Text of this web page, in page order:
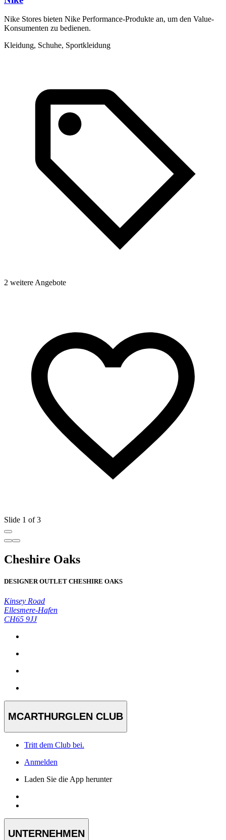
Nike Stores bieten Nike Performance-Produkte an, um den Value-
Konsumenten zu bedienen.
Kleidung, Schuhe, Sportkleidung
2 weitere Angebote
Slide 1 of 3
Cheshire Oaks
DESIGNER OUTLET CHESHIRE OAKS
Kinsey Road
Ellesmere-Hafen
CH65 9JJ
MCARTHURGLEN CLUB
Tritt dem Club bei.
Anmelden
Laden Sie die App herunter
UNTERNEHMEN